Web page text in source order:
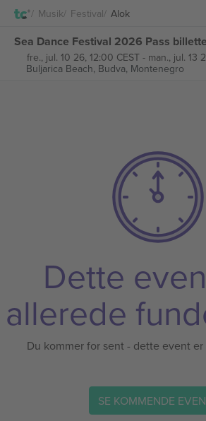
Musik Festival Alok
Sea Dance Festival 2026 Pass
fre., jul. 10 26, 12:00 CEST- man., jul. 13
Buljarica Beach, Budva, Montenegro
Dette
allerede
Du kommer for sent - dette event
SE KOMMENDE